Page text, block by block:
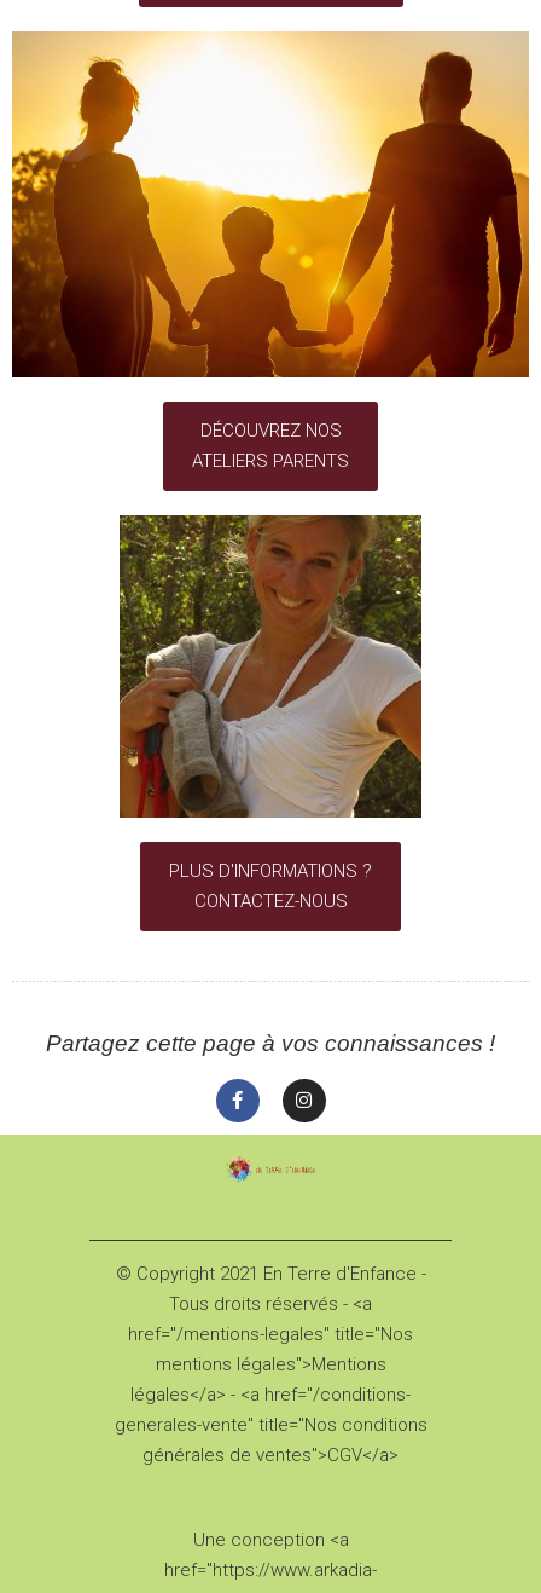
DÉCOUVREZ NOS
ATELIERS PARENTS
PLUS D'INFORMATIONS ?
CONTACTEZ-NOUS
Partagez cette page à vos connaissances !
© Copyright 2021 En Terre d'Enfance -
Tous droits réservés - <a
href="/mentions-legales" title="Nos
mentions légales">Mentions
légales</a> - <a href="/conditions-
generales-vente" title="Nos conditions
générales de ventes">CGV</a>
Une conception <a
href="https://www.arkadia-